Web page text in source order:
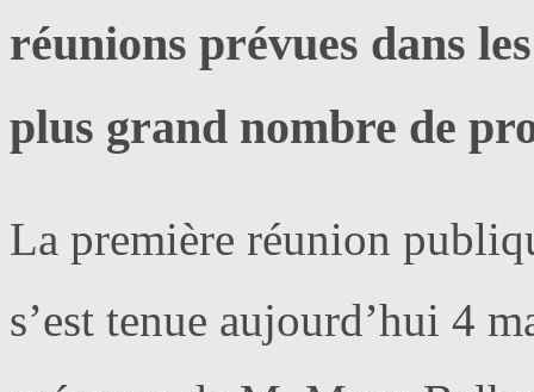
réunions prévues dans
plus grand nombre de
La première réunion
s’est tenue aujourd’hui 4